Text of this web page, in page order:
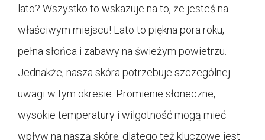
lato? Wszystko to wskazuje na to, że jesteś na
właściwym miejscu! Lato to piękna pora roku,
pełna słońca i zabawy na świeżym powietrzu.
Jednakże, nasza skóra potrzebuje szczególnej
uwagi w tym okresie. Promienie słoneczne,
wysokie temperatury i wilgotność mogą mieć
wpływ na naszą skórę, dlatego też kluczowe jest